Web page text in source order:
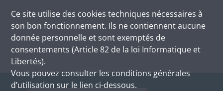
Ce site utilise des cookies techniques nécessaires à
son bon fonctionnement. Ils ne contiennent aucune
donnée personnelle et sont exemptés de
consentements (Article 82 de la loi Informatique et
Libertés).
Vous pouvez consulter les conditions générales
d’utilisation sur le lien ci-dessous.